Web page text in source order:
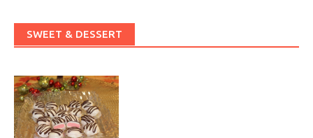
SWEET & DESSERT